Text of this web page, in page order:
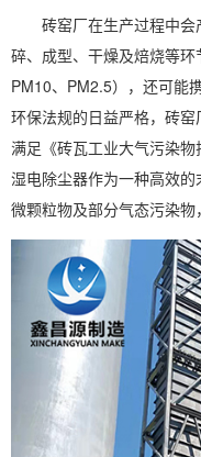
砖窑厂在生产过程中
碎、成型、干燥及焙烧等
PM10、PM2.5），还可能
环保法规的日益严格，砖
满足《砖瓦工业大气污染物
湿电除尘器作为一种高效
微颗粒物及部分气态污染物